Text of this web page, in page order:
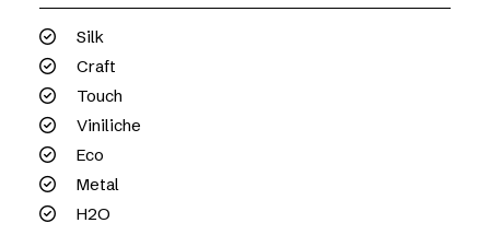
Silk
Craft
Touch
Viniliche
Eco
Metal
H2O